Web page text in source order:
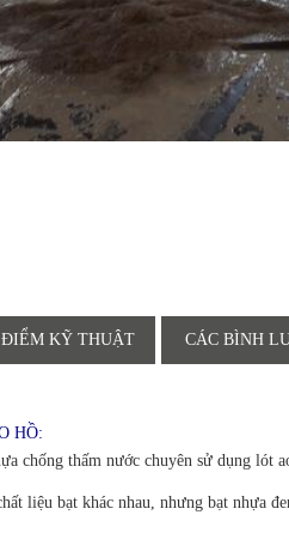
KỸ THUẬT CÁC BÌNH
HỒ:
chống thấm nước chuyên sử dụng lót
liệu bạt khác nhau, nhưng bạt nhựa